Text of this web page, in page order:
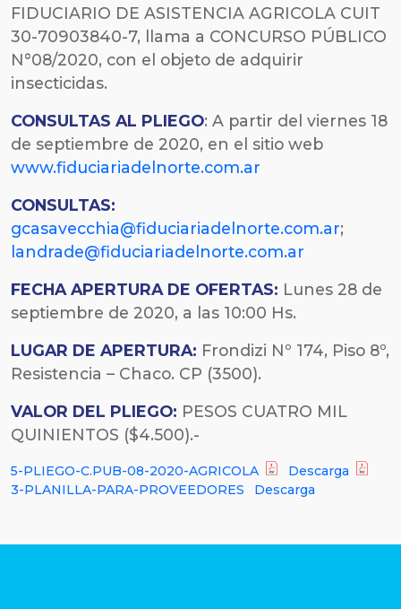
FIDUCIARIO DE ASISTENCIA AGRICOLA CUIT
30-70903840-7, llama a CONCURSO PÚBLICO
N°08/2020, con el objeto de adquirir
insecticidas.
CONSULTAS AL PLIEGO: A partir del viernes 18
de septiembre de 2020, en el sitio web
www.fiduciariadelnorte.com.ar
CONSULTAS:
gcasavecchia@fiduciariadelnorte.com.ar;
landrade@fiduciariadelnorte.com.ar
FECHA APERTURA DE OFERTAS: Lunes 28 de
septiembre de 2020, a las 10:00 Hs.
LUGAR DE APERTURA: Frondizi Nº 174, Piso 8º,
Resistencia – Chaco. CP (3500).
VALOR DEL PLIEGO: PESOS CUATRO MIL
QUINIENTOS ($4.500).-
5-PLIEGO-C.PUB-08-2020-AGRICOLA
Descarga
3-PLANILLA-PARA-PROVEEDORES
Descarga